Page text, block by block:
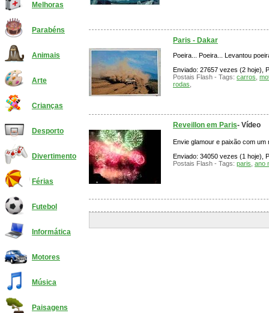
Melhoras
Parabéns
Animais
Arte
Crianças
Desporto
Divertimento
Férias
Futebol
Informática
Motores
Música
Paisagens
Paris - Dakar
Poeira... Poeira... Levantou
Enviado: 27657 vezes (2 hoje),
Postais Flash - Tags: carros
rodas
Reveillon em Paris- Vídeo
Envie glamour e paixão com um
Enviado: 34050 vezes (1 hoje),
Postais Flash - Tags: paris ano